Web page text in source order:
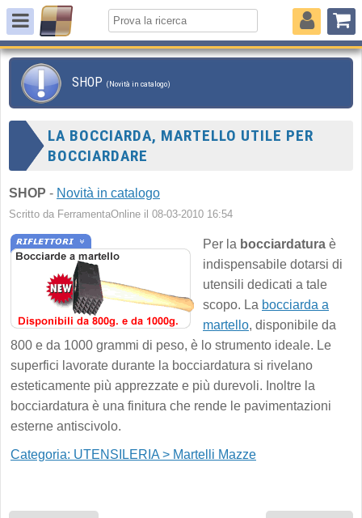
SHOP (Novità in catalogo)
LA BOCCIARDA, MARTELLO UTILE PER
BOCCIARDARE
SHOP - Novità in catalogo
Scritto da FerramentaOnline il 08-03-2010 16:54
Per la bocciardatura è
indispensabile dotarsi di
utensili dedicati a tale
scopo. La bocciarda a
martello, disponibile da
800 e da 1000 grammi di peso, è lo strumento ideale. Le
superfici lavorate durante la bocciardatura si rivelano
esteticamente più apprezzate e più durevoli. Inoltre la
bocciardatura è una finitura che rende le pavimentazioni
esterne antiscivolo.
Categoria: UTENSILERIA > Martelli Mazze